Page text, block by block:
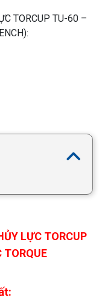
TORCUP TU-60 –
LỰC TORCUP